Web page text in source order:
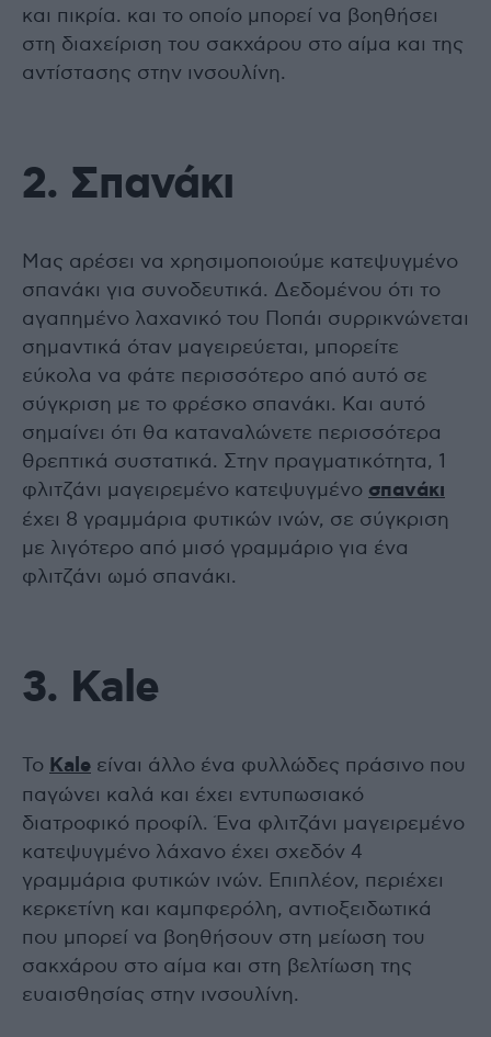
και πικρία. και το οποίο μπορεί να βοηθήσει
στη διαχείριση του σακχάρου στο αίμα και της
αντίστασης στην ινσουλίνη.
2. Σπανάκι
Μας αρέσει να χρησιμοποιούμε κατεψυγμένο
σπανάκι για συνοδευτικά. Δεδομένου ότι το
αγαπημένο λαχανικό του Ποπάι συρρικνώνεται
σημαντικά όταν μαγειρεύεται, μπορείτε
εύκολα να φάτε περισσότερο από αυτό σε
σύγκριση με το φρέσκο ​​σπανάκι. Και αυτό
σημαίνει ότι θα καταναλώνετε περισσότερα
θρεπτικά συστατικά. Στην πραγματικότητα, 1
φλιτζάνι μαγειρεμένο κατεψυγμένο σπανάκι
έχει 8 γραμμάρια φυτικών ινών, σε σύγκριση
με λιγότερο από μισό γραμμάριο για ένα
φλιτζάνι ωμό σπανάκι.
3. Kale
Το Kale είναι άλλο ένα φυλλώδες πράσινο που
παγώνει καλά και έχει εντυπωσιακό
διατροφικό προφίλ. Ένα φλιτζάνι μαγειρεμένο
κατεψυγμένο λάχανο έχει σχεδόν 4
γραμμάρια φυτικών ινών. Επιπλέον, περιέχει
κερκετίνη και καμπφερόλη, αντιοξειδωτικά
που μπορεί να βοηθήσουν στη μείωση του
σακχάρου στο αίμα και στη βελτίωση της
ευαισθησίας στην ινσουλίνη.